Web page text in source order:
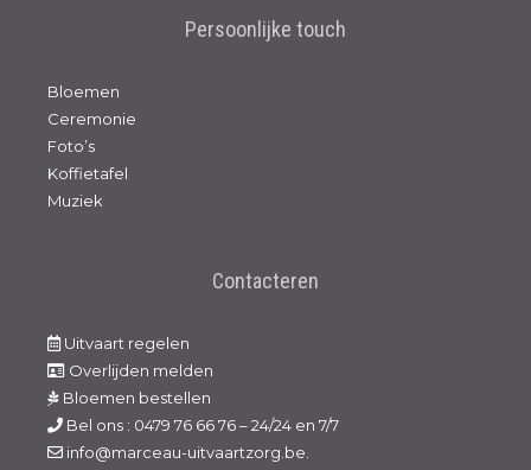
Persoonlijke touch
Bloemen
Ceremonie
Foto’s
Koffietafel
Muziek
Contacteren
Uitvaart regelen
Overlijden melden
Bloemen bestellen
Bel ons : 0479 76 66 76 – 24/24 en 7/7
info@marceau-uitvaartzorg.be.